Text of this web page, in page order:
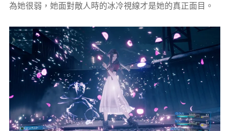
為她很弱，她面對敵人時的冰冷視線才是她的真正面目。